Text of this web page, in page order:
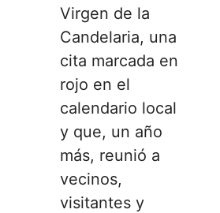
Virgen de la
Candelaria, una
cita marcada en
rojo en el
calendario local
y que, un año
más, reunió a
vecinos,
visitantes y